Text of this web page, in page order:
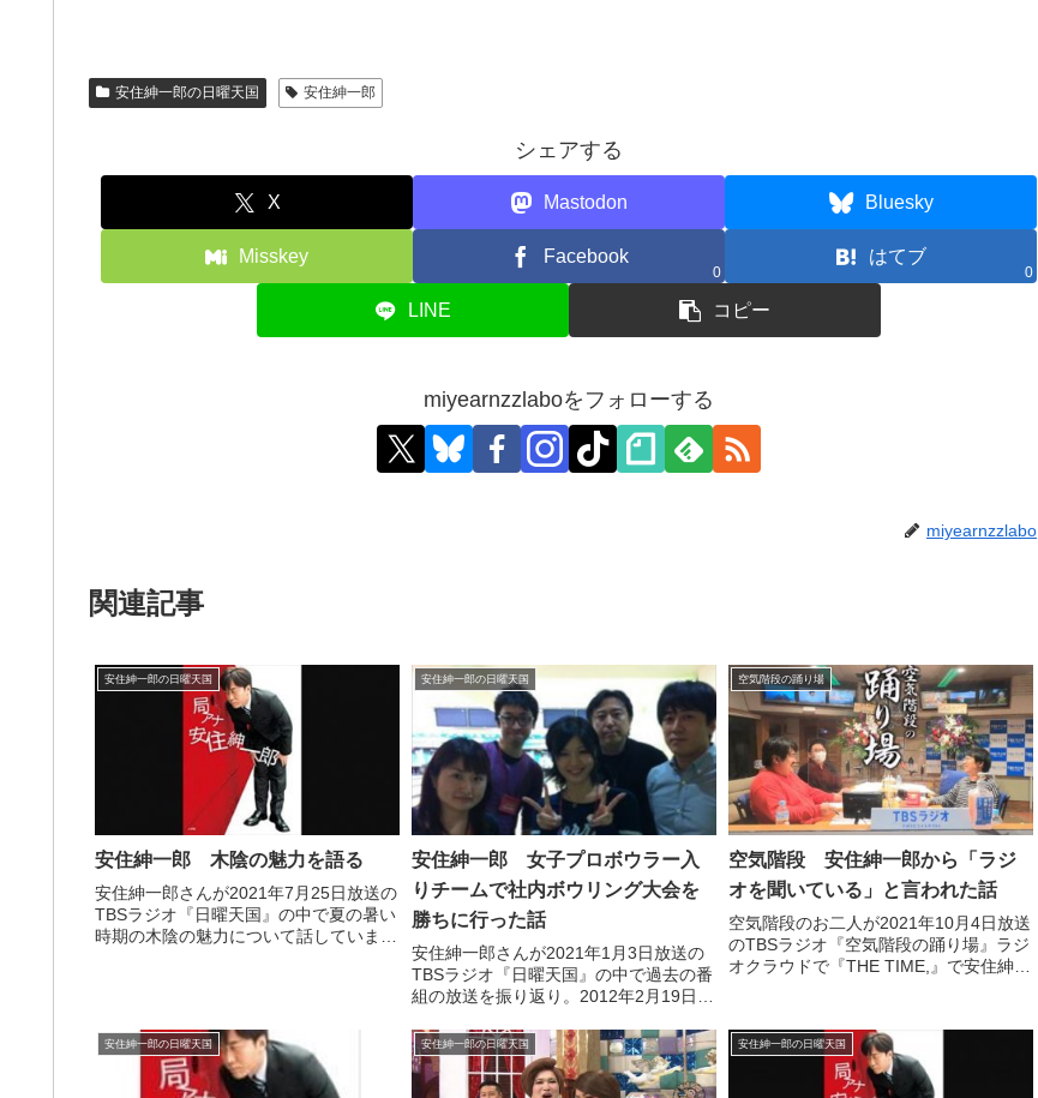
安住紳一郎の日曜天国 安住紳一郎
シェアする
X Mastodon Bluesky
Misskey Facebook
0
はてブ
0
LINE コピー
miyearnzzlaboをフォローする
miyearnzzlabo
関連記事
安住紳一郎の日曜天国
安住紳一郎 木陰の魅力を語る
安住紳一郎さんが2021年7月25日放送の
TBSラジオ『日曜天国』の中で夏の暑い
時期の木陰の魅力について話していまし
安住紳一郎の日曜天国
安住紳一郎 女子プロボウラー入
りチームで社内ボウリング大会を
勝ちに行った話
安住紳一郎さんが2021年1月3日放送の
TBSラジオ『日曜天国』の中で過去の番
組の放送を振り返り。2012年2月19日に
るため、現役女子プロボウラーの中村美
月プロをこっそり自チームに入れた話を
話していました。
空気階段の踊り場
空気階段 安住紳一郎から「ラジ
オを聞いている」と言われた話
空気階段のお二人が2021年10月4日放送
のTBSラジオ『空気階段の踊り場』ラジ
オクラウドで『THE TIME,』で安住紳一
した。
安住紳一郎の日曜天国 安住紳一郎の日曜天国 安住紳一郎の日曜天国